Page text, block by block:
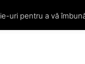
uri pentru a vă